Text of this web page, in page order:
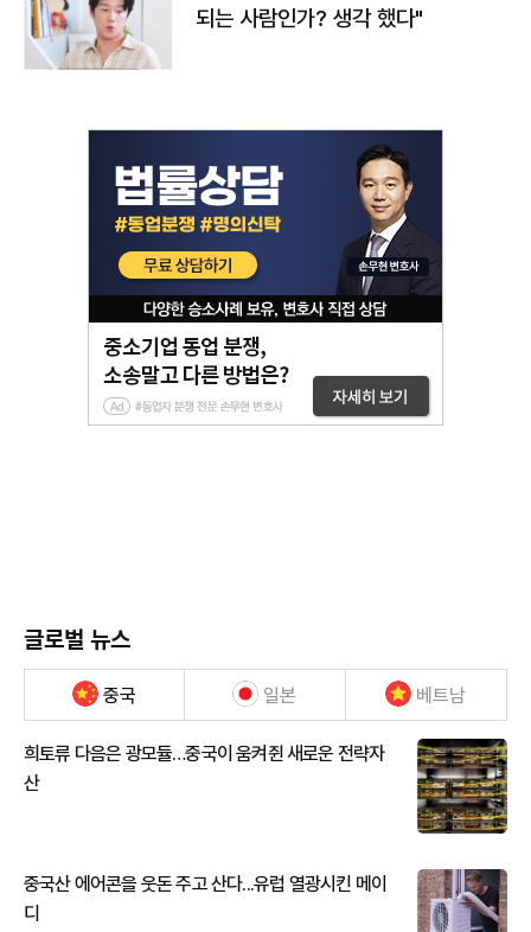
되는 사람인가? 생각 했다"
글로벌 뉴스
중국 일본 베트남
희토류 다음은 광모듈…중국이 움켜쥔 새로운 전략자
산
중국산 에어콘을 웃돈 주고 산다...유럽 열광시킨 메이
디